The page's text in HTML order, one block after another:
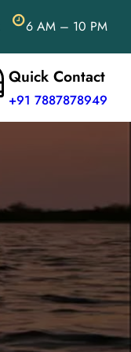
6 AM – 10 PM
Quick Contact
+91 7887878949